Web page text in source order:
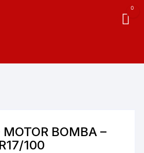
0
BOMBA –
100